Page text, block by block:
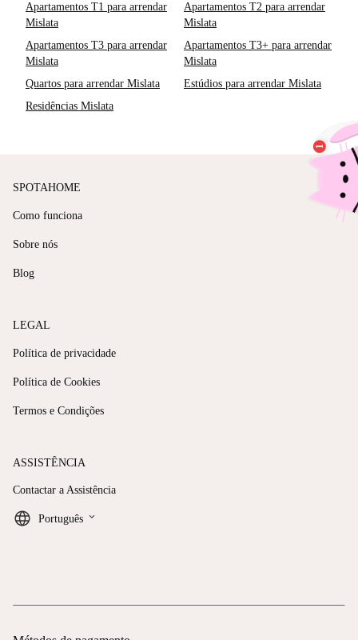
Apartamentos T1 para arrendar
Mislata
Apartamentos T2 para arrendar
Mislata
Apartamentos T3 para arrendar
Mislata
Apartamentos T3+ para arrendar
Mislata
Quartos para arrendar Mislata
Estúdios para arrendar Mislata
Residências Mislata
SPOTAHOME
Como funciona
Sobre nós
Blog
LEGAL
Política de privacidade
Política de Cookies
Termos e Condições
ASSISTÊNCIA
Contactar a Assistência
Português keyboard_arrow_down